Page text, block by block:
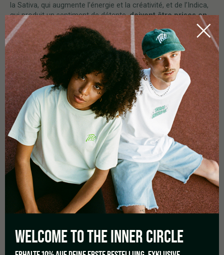
la Sativa, qui augmente l’énergie et la créativité, et de l’Indica,
qui produit un sentiment de détente,doivent être prises en
compte lorsque l’on considère l’utilisation médicale de la
marijuana.
Les variétés Indica produisent des fleurs plus médicinales. Elles
sont connues pour
être utilisées contre la douleur et
l’inflammation
. Les patients souffrant d’arthrite et de
cancer peuvent constater une influence positive
sur
l’évolution de leur maladie lorsqu’ils utilisent la variété de
cannabis comme traitement de soutien.
Pour les personnes souffrant de problèmes
psychologiques
, la sativa peut avoir des effets positifs. Elle
est également utilisée depuis des décennies pour traiter
l’insomnie et l’anxiété.
Pour répondre aux besoins des patients, il existe des variétés
qui fournissent exactement le médicament nécessaire à la
guérison des symptômes et à un maximum d’efficacité.
Cependant, chaque patient devrait s’assurer de la variété qu’il
consomme et s’assurer que le produit a également été testé
s’appliquer à des fins médicales, mais aussi à un usage
récréatif. Et dans ce cas, qu’est-ce qui est le mieux pour soi ?
WELCOME TO THEINNER CIRCLE